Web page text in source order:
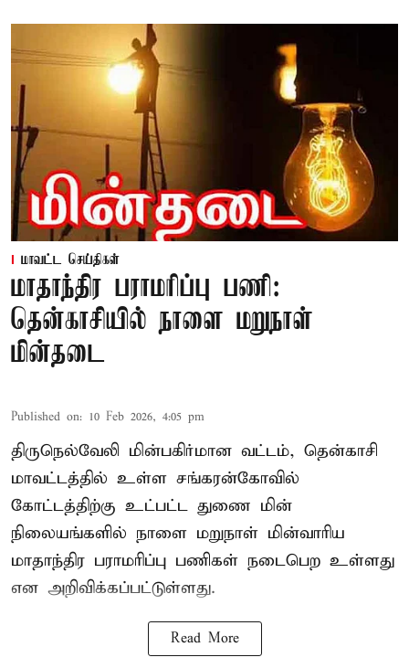
மாவட்ட செய்திகள்
மாதாந்திர பராமரிப்பு பணி:
தென்காசியில் நாளை மறுநாள்
மின்தடை
Published on: 10 Feb 2026, 4:05 pm
திருநெல்வேலி மின்பகிர்மான வட்டம், தென்காசி
மாவட்டத்தில் உள்ள சங்கரன்கோவில்
கோட்டத்திற்கு உட்பட்ட துணை மின்
நிலையங்களில் நாளை மறுநாள் மின்வாரிய
மாதாந்திர பராமரிப்பு பணிகள் நடைபெற உள்ளது
என அறிவிக்கப்பட்டுள்ளது.
Read More